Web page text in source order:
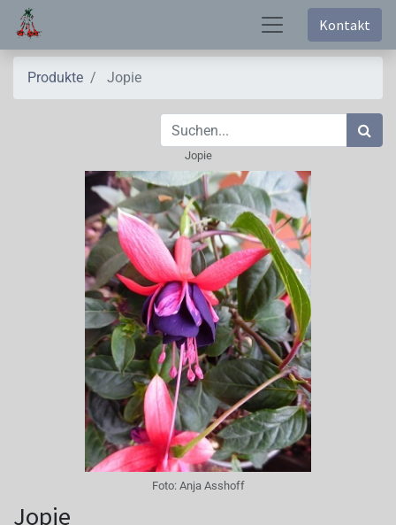
Kontakt
Produkte Jopie
Jopie
Foto: Anja Asshoff
Jopie